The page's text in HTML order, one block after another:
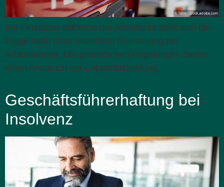
Bei Einsätzen während der Arbeitszeit stellt sich die
Frage nach einer bezahlten Freistellung der
Arbeitnehmer. Die gesetzlichen Regelungen bieten
einen Anspruch auf Entgeltfortzahlung.
Geschäftsführerhaftung bei
Insolvenz